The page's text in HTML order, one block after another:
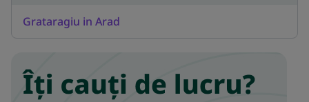
Grataragiu in Arad